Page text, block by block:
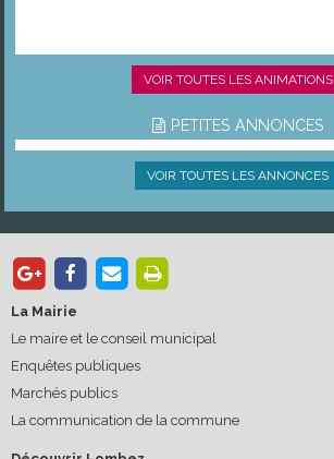
VOIR TOUTES LES ANIMATIONS
PETITES ANNONCES
VOIR TOUTES LES ANNONCES
La Mairie
Le maire et le conseil municipal
Enquêtes publiques
Marchés publics
La communication de la commune